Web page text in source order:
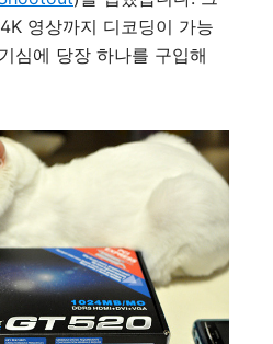
영상까지 디코딩이 가능
심에 당장 하나를 구입해